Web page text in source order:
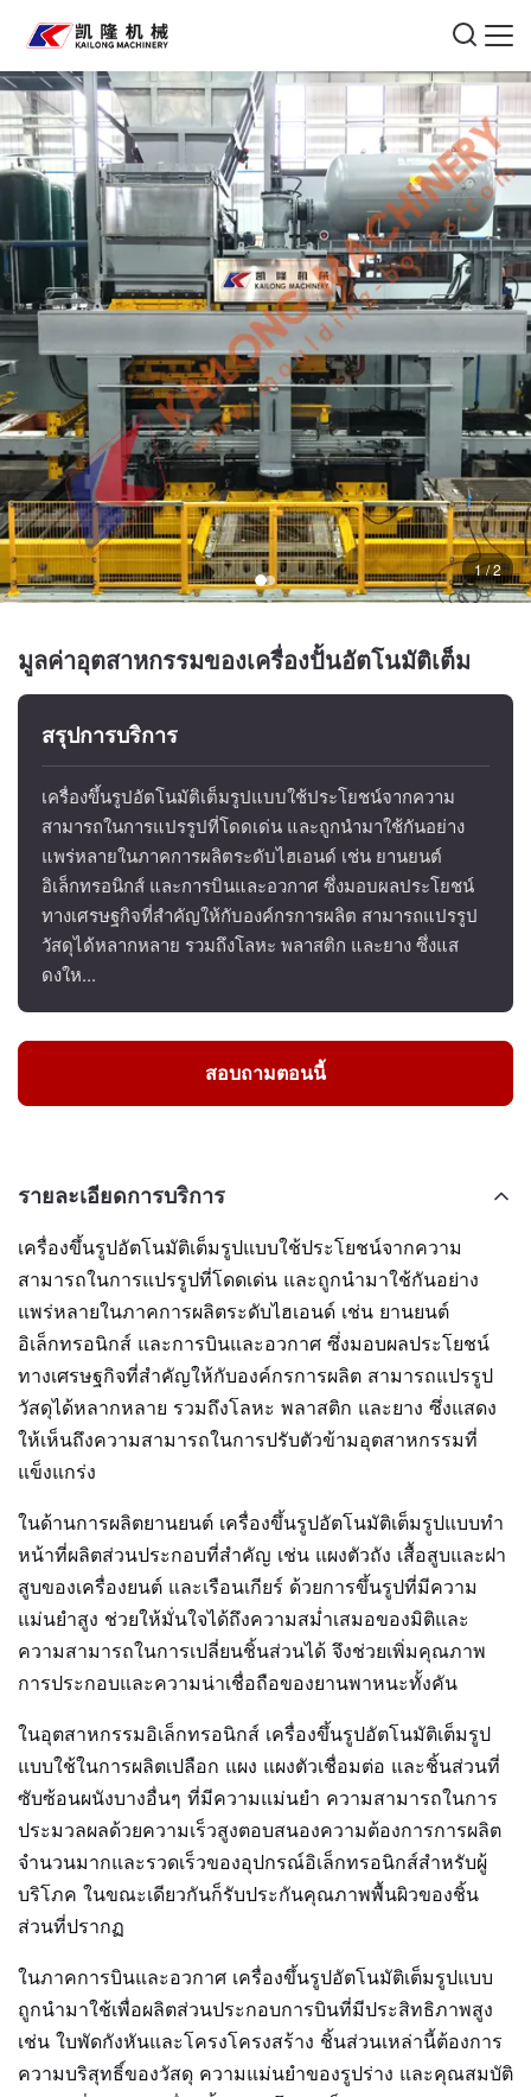
1 / 2
มูลค่าอุตสาหกรรมของเครื่องปั้นอัตโนมัติเต็ม
สรุปการบริการ
เครื่องขึ้นรูปอัตโนมัติเต็มรูปแบบใช้ประโยชน์จากความ
สามารถในการแปรรูปที่โดดเด่น และถูกนำมาใช้กันอย่าง
แพร่หลายในภาคการผลิตระดับไฮเอนด์ เช่น ยานยนต์
อิเล็กทรอนิกส์ และการบินและอวกาศ ซึ่งมอบผลประโยชน์
ทางเศรษฐกิจที่สำคัญให้กับองค์กรการผลิต สามารถแปรรูป
วัสดุได้หลากหลาย รวมถึงโลหะ พลาสติก และยาง ซึ่งแส
ดงให...
สอบถามตอนนี้
รายละเอียดการบริการ
เครื่องขึ้นรูปอัตโนมัติเต็มรูปแบบใช้ประโยชน์จากความ
สามารถในการแปรรูปที่โดดเด่น และถูกนำมาใช้กันอย่าง
แพร่หลายในภาคการผลิตระดับไฮเอนด์ เช่น ยานยนต์
อิเล็กทรอนิกส์ และการบินและอวกาศ ซึ่งมอบผลประโยชน์
ทางเศรษฐกิจที่สำคัญให้กับองค์กรการผลิต สามารถแปรรูป
วัสดุได้หลากหลาย รวมถึงโลหะ พลาสติก และยาง ซึ่งแสดง
ให้เห็นถึงความสามารถในการปรับตัวข้ามอุตสาหกรรมที่
แข็งแกร่ง
ในด้านการผลิตยานยนต์ เครื่องขึ้นรูปอัตโนมัติเต็มรูปแบบทำ
หน้าที่ผลิตส่วนประกอบที่สำคัญ เช่น แผงตัวถัง เสื้อสูบและฝา
สูบของเครื่องยนต์ และเรือนเกียร์ ด้วยการขึ้นรูปที่มีความ
แม่นยำสูง ช่วยให้มั่นใจได้ถึงความสม่ำเสมอของมิติและ
ความสามารถในการเปลี่ยนชิ้นส่วนได้ จึงช่วยเพิ่มคุณภาพ
การประกอบและความน่าเชื่อถือของยานพาหนะทั้งคัน
ในอุตสาหกรรมอิเล็กทรอนิกส์ เครื่องขึ้นรูปอัตโนมัติเต็มรูป
แบบใช้ในการผลิตเปลือก แผง แผงตัวเชื่อมต่อ และชิ้นส่วนที่
ซับซ้อนผนังบางอื่นๆ ที่มีความแม่นยำ ความสามารถในการ
ประมวลผลด้วยความเร็วสูงตอบสนองความต้องการการผลิต
จำนวนมากและรวดเร็วของอุปกรณ์อิเล็กทรอนิกส์สำหรับผู้
บริโภค ในขณะเดียวกันก็รับประกันคุณภาพพื้นผิวของชิ้น
ส่วนที่ปรากฏ
ในภาคการบินและอวกาศ เครื่องขึ้นรูปอัตโนมัติเต็มรูปแบบ
ถูกนำมาใช้เพื่อผลิตส่วนประกอบการบินที่มีประสิทธิภาพสูง
เช่น ใบพัดกังหันและโครงโครงสร้าง ชิ้นส่วนเหล่านี้ต้องการ
ความบริสุทธิ์ของวัสดุ ความแม่นยำของรูปร่าง และคุณสมบัติ